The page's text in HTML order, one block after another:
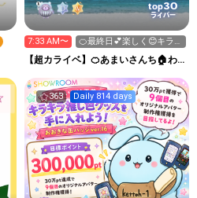
top30
ライバー
7:33 AM〜
🍊最終日💕楽しく😊キラキ
ラくださいませ🙇‍♀️
【超カライベ】🍊あまいさんち🏠わ
363 Daily 814 days